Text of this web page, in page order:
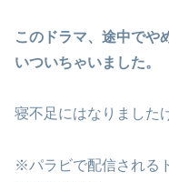
このドラマ、途中でや
いついちゃいました。
寝不足にはなりました
※パラビで配信される